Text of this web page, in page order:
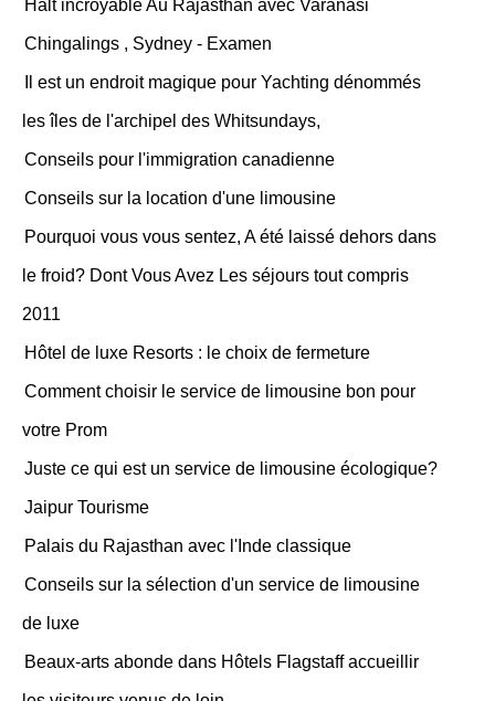
Halt incroyable Au Rajasthan avec Varanasi
Chingalings , Sydney - Examen
Il est un endroit magique pour Yachting dénommés
les îles de l'archipel des Whitsundays,
Conseils pour l'immigration canadienne
Conseils sur la location d'une limousine
Pourquoi vous vous sentez, A été laissé dehors dans
le froid? Dont Vous Avez Les séjours tout compris
2011
Hôtel de luxe Resorts : le choix de fermeture
Comment choisir le service de limousine bon pour
votre Prom
Juste ce qui est un service de limousine écologique?
Jaipur Tourisme
Palais du Rajasthan avec l'Inde classique
Conseils sur la sélection d'un service de limousine
de luxe
Beaux-arts abonde dans Hôtels Flagstaff accueillir